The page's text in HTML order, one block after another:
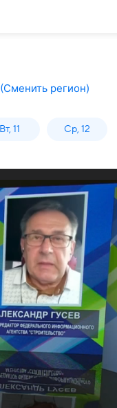
(Сменить регион)
Вт, 11 Ср, 12